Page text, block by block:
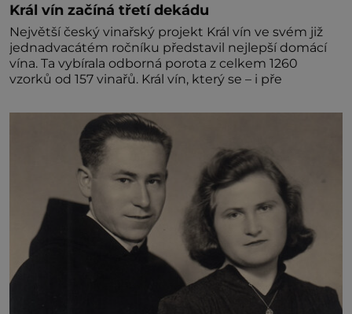
Král vín začíná třetí dekádu
Největší český vinařský projekt Král vín ve svém již
jednadvacátém ročníku představil nejlepší domácí
vína. Ta vybírala odborná porota z celkem 1260
vzorků od 157 vinařů. Král vín, který se – i pře